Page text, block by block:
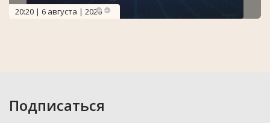
20:20 | 6 августа | 2026
Подписаться